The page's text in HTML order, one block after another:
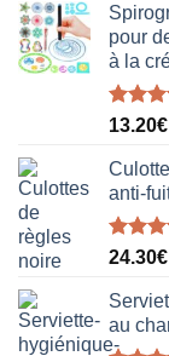
pour
à la
Note
13.20€
anti-
Note
24.30€
au